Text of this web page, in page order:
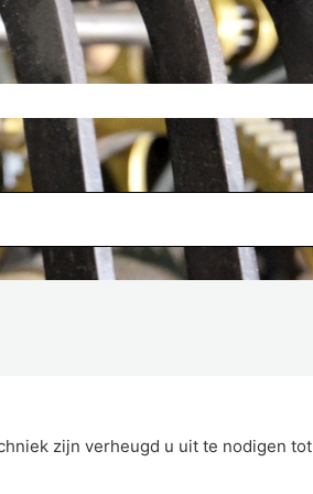
zijn verheugd u uit te nodigen tot